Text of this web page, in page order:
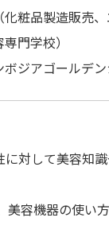
粧品製造販売、
門学校）
ジアゴールデン
対して美容知
容機器の使い